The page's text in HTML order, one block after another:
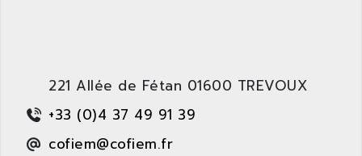
221 Allée de Fétan 01600 TREVOUX
+33 (0)4 37 49 91 39
cofiem@cofiem.fr